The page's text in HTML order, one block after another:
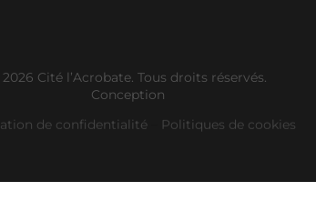
Cité l’Acrobate. Tous droits réservés.
Conception
de confidentialité
Politiques de cookies